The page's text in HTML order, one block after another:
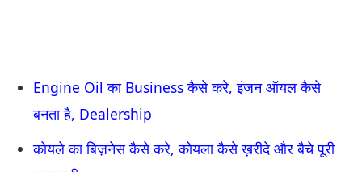
Engine Oil का Business कैसे करे, इंजन ऑयल कैसे
बनता है, Dealership
कोयले का बिज़नेस कैसे करे, कोयला कैसे ख़रीदे और बैचे पूरी